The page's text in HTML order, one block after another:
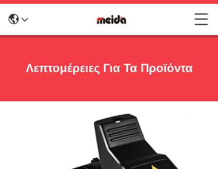
Λεπτομέρειες Για Τα Προϊόντα